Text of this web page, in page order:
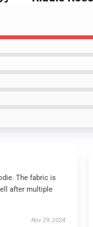
The fabric is
after multiple
Nov 29, 2024